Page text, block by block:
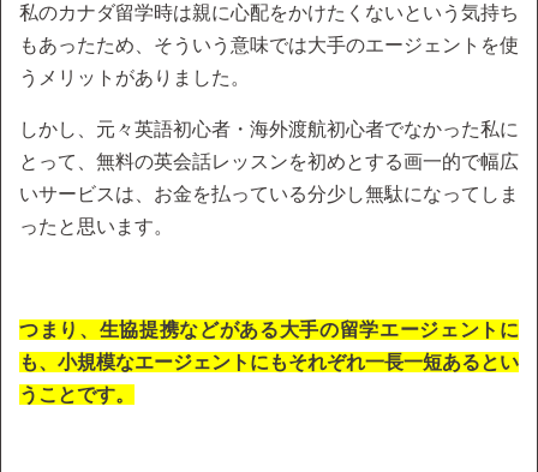
私のカナダ留学時は親に心配をかけたくないという気持ち
もあったため、そういう意味では大手のエージェントを使
うメリットがありました。
しかし、元々英語初心者・海外渡航初心者でなかった私に
とって、無料の英会話レッスンを初めとする画一的で幅広
いサービスは、お金を払っている分少し無駄になってしま
ったと思います。
つまり、生協提携などがある大手の留学エージェントに
も、小規模なエージェントにもそれぞれ一長一短あるとい
うことです。